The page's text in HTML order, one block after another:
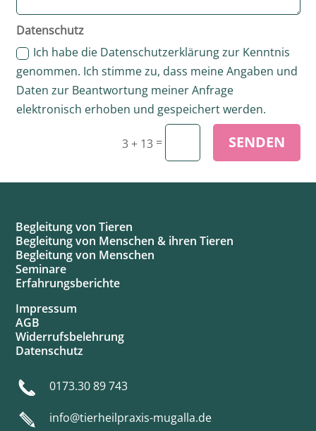
Datenschutz
Ich habe die Datenschutzerklärung zur Kenntnis
genommen. Ich stimme zu, dass meine Angaben und
Daten zur Beantwortung meiner Anfrage
elektronisch erhoben und gespeichert werden.
3 + 13= SENDEN
Begleitung von Tieren
Begleitung von Menschen & ihren Tieren
Begleitung von Menschen
Seminare
Erfahrungsberichte
Impressum
AGB
Widerrufsbelehrung
Datenschutz
0173.30 89 743
info@tierheilpraxis-mugalla.de